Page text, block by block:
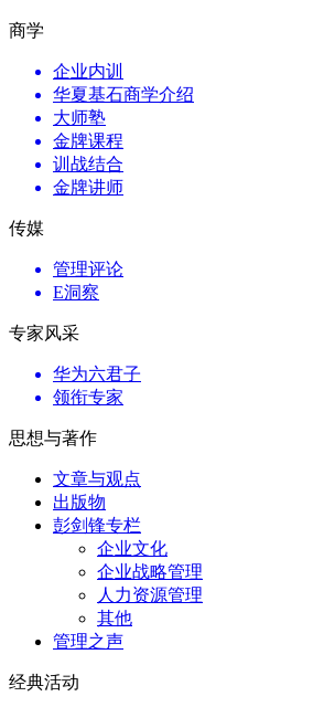
商学
企业内训
华夏基石商学介绍
大师塾
金牌课程
训战结合
金牌讲师
传媒
管理评论
E洞察
专家风采
华为六君子
领衔专家
思想与著作
文章与观点
出版物
彭剑锋专栏
企业文化
企业战略管理
人力资源管理
其他
管理之声
经典活动